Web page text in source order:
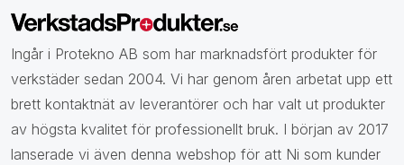
Ingår i Protekno AB som har marknadsfört produkter för
verkstäder sedan 2004. Vi har genom åren arbetat upp ett
brett kontaktnät av leverantörer och har valt ut produkter
av högsta kvalitet för professionellt bruk. I början av 2017
lanserade vi även denna webshop för att Ni som kunder